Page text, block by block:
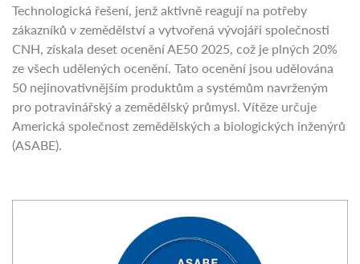
Technologická řešení, jenž aktivně reagují na potřeby
zákazníků v zemědělství a vytvořená vývojáři společnosti
CNH, získala deset ocenění AE50 2025, což je plných 20%
ze všech udělených ocenění. Tato ocenění jsou udělována
50 nejinovativnějším produktům a systémům navrženým
pro potravinářský a zemědělský průmysl. Vítěze určuje
Americká společnost zemědělských a biologických inženýrů
(ASABE).